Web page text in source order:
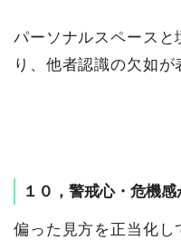
パーソナルスペースと
り、他者認識の欠如が
１０，警戒心・危機感
偏った見方を正当化し